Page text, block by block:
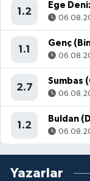
1.2
Ege
1.1
Genç
2.7
Sumbas
1.2
Buldan
Yazarlar